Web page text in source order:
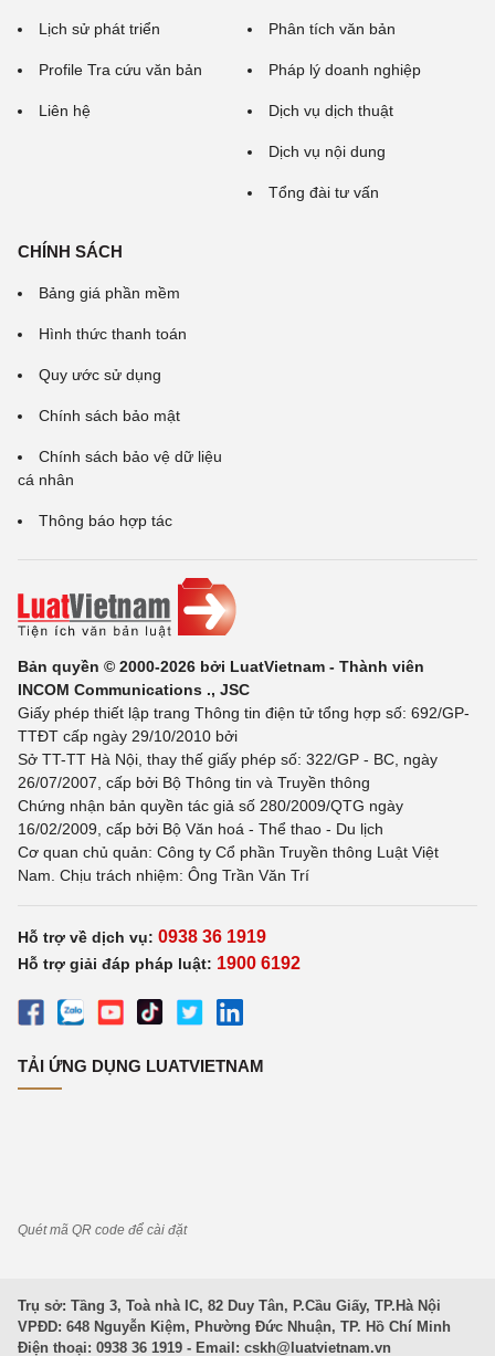
Lịch sử phát triển
Profile Tra cứu văn bản
Liên hệ
Phân tích văn bản
Pháp lý doanh nghiệp
Dịch vụ dịch thuật
Dịch vụ nội dung
Tổng đài tư vấn
CHÍNH SÁCH
Bảng giá phần mềm
Hình thức thanh toán
Quy ước sử dụng
Chính sách bảo mật
Chính sách bảo vệ dữ liệu
cá nhân
Thông báo hợp tác
Bản quyền © 2000-2026 bởi LuatVietnam - Thành viên
INCOM Communications ., JSC
Giấy phép thiết lập trang Thông tin điện tử tổng hợp số: 692/GP-
TTĐT cấp ngày 29/10/2010 bởi
Sở TT-TT Hà Nội, thay thế giấy phép số: 322/GP - BC, ngày
26/07/2007, cấp bởi Bộ Thông tin và Truyền thông
Chứng nhận bản quyền tác giả số 280/2009/QTG ngày
16/02/2009, cấp bởi Bộ Văn hoá - Thể thao - Du lịch
Cơ quan chủ quản: Công ty Cổ phần Truyền thông Luật Việt
Nam. Chịu trách nhiệm: Ông Trần Văn Trí
Hỗ trợ về dịch vụ: 0938 36 1919
Hỗ trợ giải đáp pháp luật: 1900 6192
TẢI ỨNG DỤNG LUATVIETNAM
Quét mã QR code để cài đặt
Trụ sở: Tầng 3, Toà nhà IC, 82 Duy Tân, P.Cầu Giấy, TP.Hà Nội
VPĐD: 648 Nguyễn Kiệm, Phường Đức Nhuận, TP. Hồ Chí Minh
Điện thoại: 0938 36 1919 - Email: cskh@luatvietnam.vn